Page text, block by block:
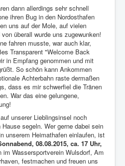
dann allerdings sehr schnell
ihren Bug in den Nordosthafen
uns auf der Mole, auf vielen
überall wurde uns zugewunken!
fahren musste, war auch klar,
Transparent "Welcome Back
in Empfang genommen und mit
So schön kann Ankommen
Achterbahn raste dermaßen
dass es mir schwerfiel die Tränen
War das eine gelungene,
unserer Lieblingsinsel noch
segeln. Wer gerne dabei sein
unserem Heimathafen einlaufen, ist
08.08.2015, ca. 17 Uhr,
im Wassersportverein Wulsdorf, Am
festmachen und freuen uns